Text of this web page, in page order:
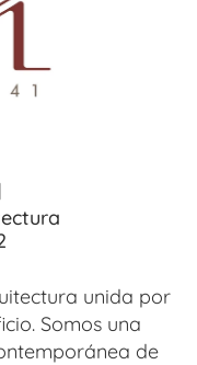
unida por
Somos una
de